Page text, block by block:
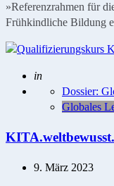
»Referenzrahmen für
Frühkindliche Bildung
Geschrieben
in
Dossier:
Globales
9. März 2023